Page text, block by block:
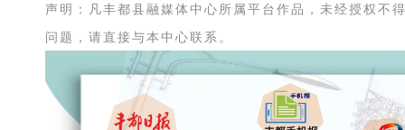
声明：凡丰都县融媒体中心所属平台作品，未经授权不
问题，请直接与本中心联系。